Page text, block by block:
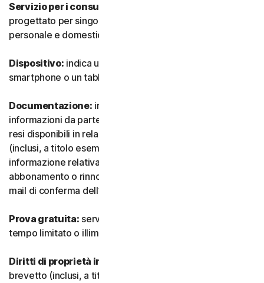
Servizio per i consumatori:
progettato per singoli consumatori e destinato all’utilizzo
personale e domestico.
Dispositivo: indica un computer, un laptop, uno
smartphone o un tablet.
Documentazione: indica tutti i documenti e le
informazioni da parte nostra che accompagnano o sono
resi disponibili in relazione al Servizio e/o al Software
(inclusi, a titolo esemplificativo e non esaustivo, qualsiasi
informazione relativa a confezione, acquisto,
abbonamento o rinnovo, come un acquisto, ricevuta o e-
mail di conferma dell’iscrizione o del rinnovo).
Prova gratuita: servizio offerto su base gratuita, a
tempo limitato o illimitato.
Diritti di proprietà intellettuale:
brevetto (inclusi, a titolo esemplificativo, domande e